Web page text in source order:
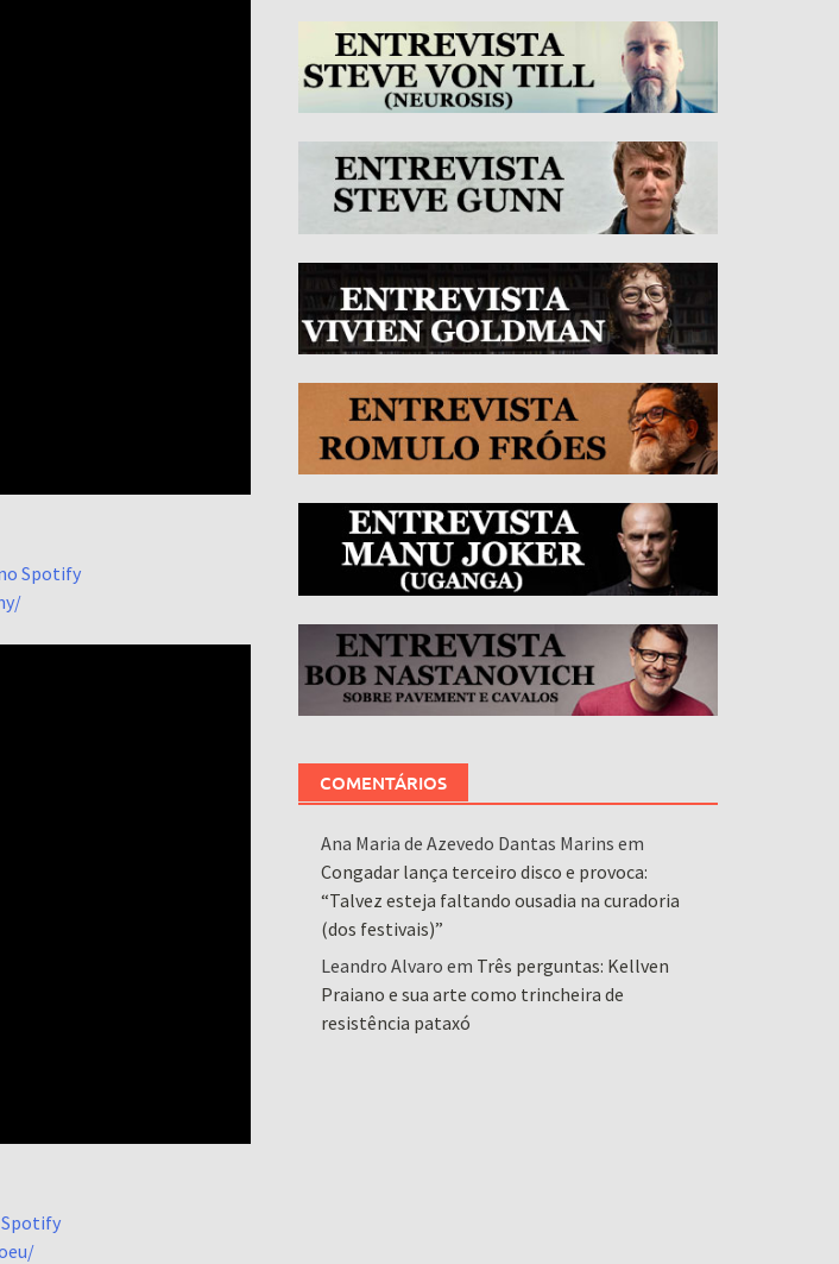
Spotify
COMENTÁRIOS
Ana Maria de Azevedo Dantas Marins em
Congadar lança terceiro disco e provoca:
“Talvez esteja faltando ousadia na curadoria
(dos festivais)”
Leandro Alvaro em Três perguntas: Kellven
Praiano e sua arte como trincheira de
resistência pataxó